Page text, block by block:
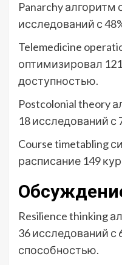
Panarchy
исследований с
Telemedicine
оптимизировал
доступностью.
Postcolonial theory
18 исследований с
Course timetabling
расписание 149
Resilience thinking
36 исследований с
способностью.